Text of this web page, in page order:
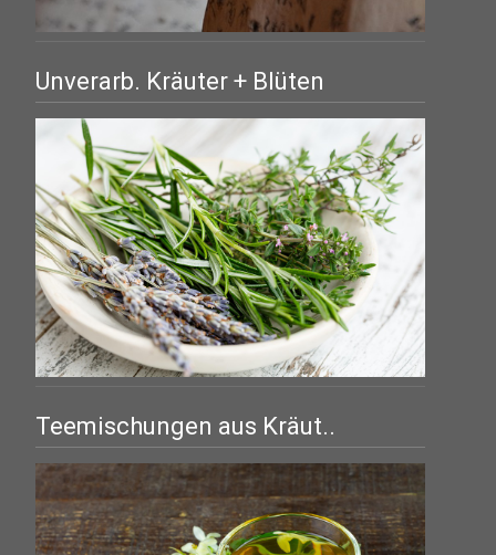
Unverarb. Kräuter + Blüten
Teemischungen aus Kräut..